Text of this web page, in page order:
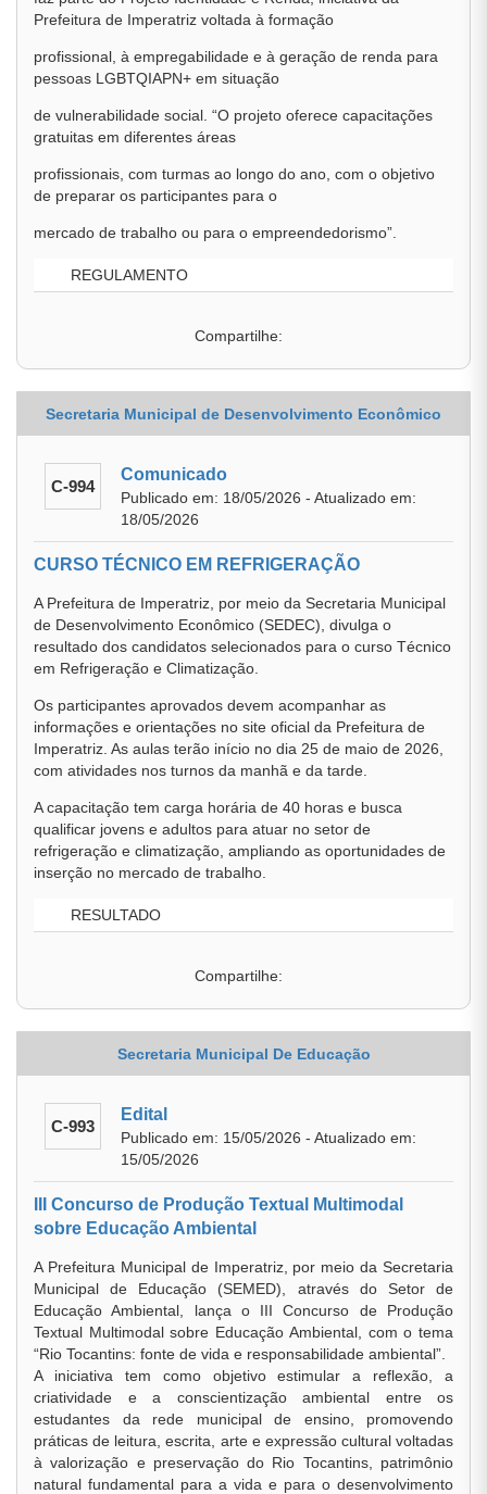
Prefeitura de Imperatriz voltada à formação
profissional, à empregabilidade e à geração de renda para
pessoas LGBTQIAPN+ em situação
de vulnerabilidade social. “O projeto oferece capacitações
gratuitas em diferentes áreas
profissionais, com turmas ao longo do ano, com o objetivo
de preparar os participantes para o
mercado de trabalho ou para o empreendedorismo”.
REGULAMENTO
Compartilhe:
Secretaria Municipal de Desenvolvimento Econômico
C-994
Comunicado
Publicado em: 18/05/2026 - Atualizado em:
18/05/2026
CURSO TÉCNICO EM REFRIGERAÇÃO
A Prefeitura de Imperatriz, por meio da Secretaria Municipal
de Desenvolvimento Econômico (SEDEC), divulga o
resultado dos candidatos selecionados para o curso Técnico
em Refrigeração e Climatização.
Os participantes aprovados devem acompanhar as
informações e orientações no site oficial da Prefeitura de
Imperatriz. As aulas terão início no dia 25 de maio de 2026,
com atividades nos turnos da manhã e da tarde.
A capacitação tem carga horária de 40 horas e busca
qualificar jovens e adultos para atuar no setor de
refrigeração e climatização, ampliando as oportunidades de
inserção no mercado de trabalho.
RESULTADO
Compartilhe:
Secretaria Municipal De Educação
C-993
Edital
Publicado em: 15/05/2026 - Atualizado em:
15/05/2026
III Concurso de Produção Textual Multimodal
sobre Educação Ambiental
A Prefeitura Municipal de Imperatriz, por meio da Secretaria
Municipal de Educação (SEMED), através do Setor de
Educação Ambiental, lança o III Concurso de Produção
Textual Multimodal sobre Educação Ambiental, com o tema
“Rio Tocantins: fonte de vida e responsabilidade ambiental”.
A iniciativa tem como objetivo estimular a reflexão, a
criatividade e a conscientização ambiental entre os
estudantes da rede municipal de ensino, promovendo
práticas de leitura, escrita, arte e expressão cultural voltadas
à valorização e preservação do Rio Tocantins, patrimônio
natural fundamental para a vida e para o desenvolvimento